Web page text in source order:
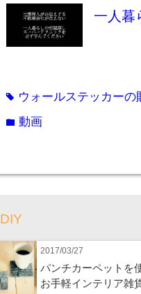
一人暮
tag ウォールステッカーの
folder 動画
DIY
2017/03/27
パンチカーペットを
お手軽インテリア雑